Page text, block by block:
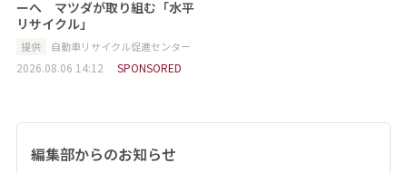
ーへ マツダが取り組む「水平
リサイクル」
提供 自動車リサイクル促進センター
2026.08.06 14:12 SPONSORED
編集部からのお知らせ